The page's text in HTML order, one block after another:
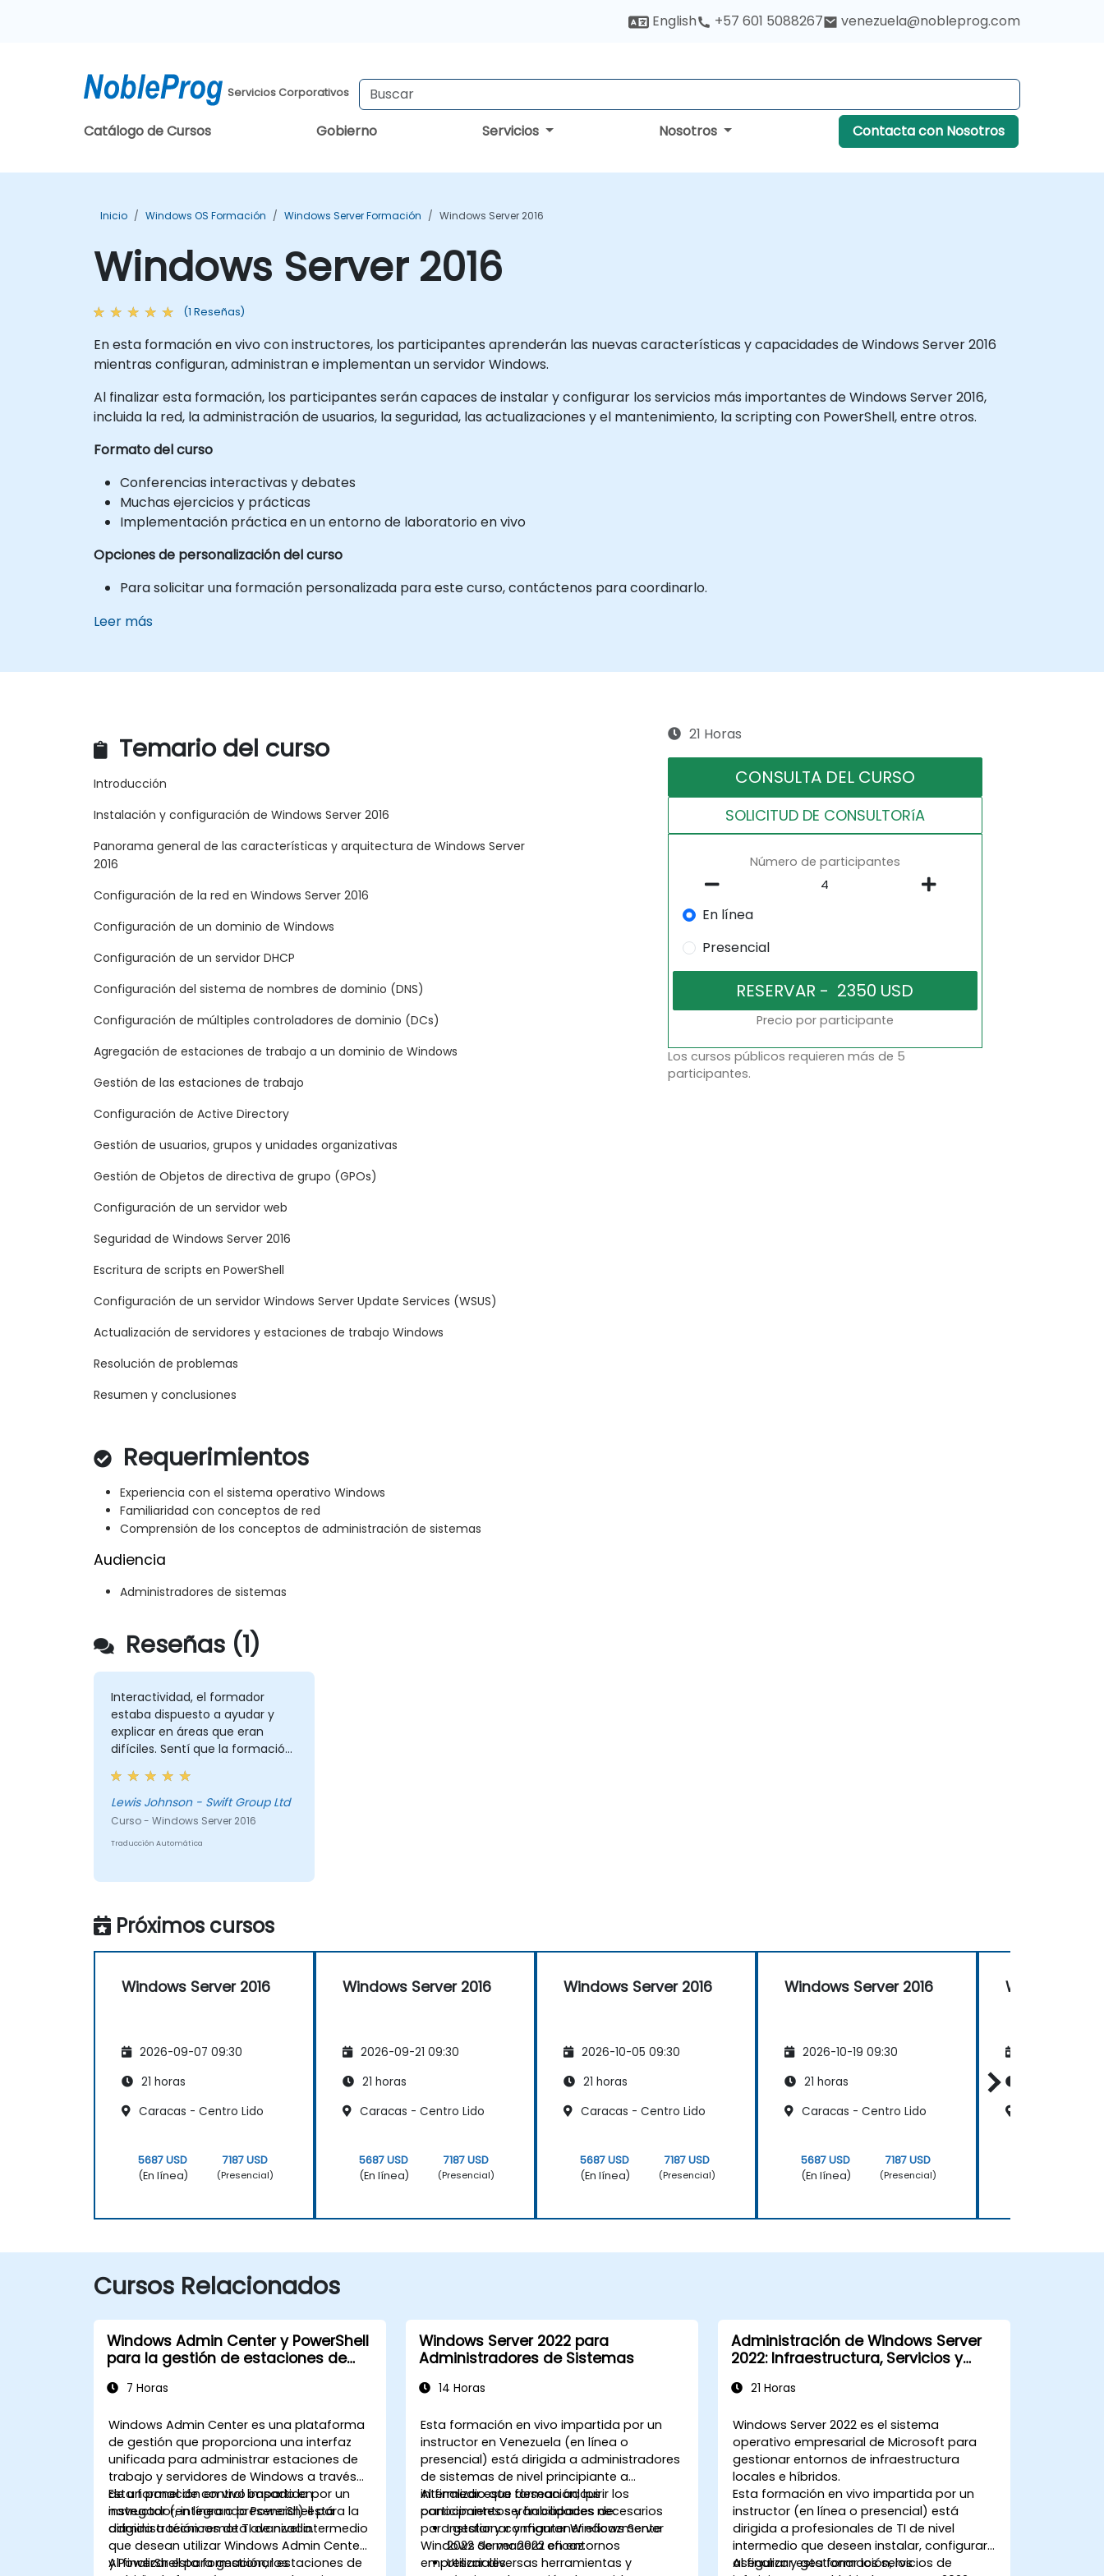
English +57 601 5088267 venezuela@nobleprog.com
Servicios Corporativos
Catálogo de Cursos Gobierno Servicios Nosotros Contacta con Nosotros
Inicio Windows OS Formación Windows Server Formación Windows Server 2016
Windows Server 2016
(1 Reseñas)
En esta formación en vivo con instructores, los participantes aprenderán las nuevas características y capacidades de Windows Server 2016
mientras configuran, administran e implementan un servidor Windows.
Al finalizar esta formación, los participantes serán capaces de instalar y configurar los servicios más importantes de Windows Server 2016,
incluida la red, la administración de usuarios, la seguridad, las actualizaciones y el mantenimiento, la scripting con PowerShell, entre otros.
Formato del curso
Conferencias interactivas y debates
Muchas ejercicios y prácticas
Implementación práctica en un entorno de laboratorio en vivo
Opciones de personalización del curso
Para solicitar una formación personalizada para este curso, contáctenos para coordinarlo.
Leer más
Temario del curso
Introducción
Instalación y configuración de Windows Server 2016
Panorama general de las características y arquitectura de Windows Server
2016
Configuración de la red en Windows Server 2016
Configuración de un dominio de Windows
Configuración de un servidor DHCP
Configuración del sistema de nombres de dominio (DNS)
Configuración de múltiples controladores de dominio (DCs)
Agregación de estaciones de trabajo a un dominio de Windows
Gestión de las estaciones de trabajo
Configuración de Active Directory
Gestión de usuarios, grupos y unidades organizativas
Gestión de Objetos de directiva de grupo (GPOs)
Configuración de un servidor web
Seguridad de Windows Server 2016
Escritura de scripts en PowerShell
Configuración de un servidor Windows Server Update Services (WSUS)
Actualización de servidores y estaciones de trabajo Windows
Resolución de problemas
Resumen y conclusiones
Requerimientos
Experiencia con el sistema operativo Windows
Familiaridad con conceptos de red
Comprensión de los conceptos de administración de sistemas
Audiencia
Administradores de sistemas
21 Horas
CONSULTA DEL CURSO
SOLICITUD DE CONSULTORíA
Número de participantes
En línea
Presencial
Precio por participante
Los cursos públicos requieren más de 5
participantes.
Reseñas (1)
Interactividad, el formador
estaba dispuesto a ayudar y
explicar en áreas que eran
difíciles. Sentí que la formación
fue realmente útil para mí.
Lewis Johnson - Swift Group Ltd
Curso - Windows Server 2016
Traducción Automática
Próximos cursos
Windows Server 2016
2026-09-07 09:30
21 horas
Caracas - Centro Lido
5687 USD
(En línea)
7187 USD
(Presencial)
Windows Server 2016
2026-09-21 09:30
21 horas
Caracas - Centro Lido
5687 USD
(En línea)
7187 USD
(Presencial)
Windows Server 2016
2026-10-05 09:30
21 horas
Caracas - Centro Lido
5687 USD
(En línea)
7187 USD
(Presencial)
Windows Server 2016
2026-10-19 09:30
21 horas
Caracas - Centro Lido
5687 USD
(En línea)
7187 USD
(Presencial)
Windows
Cursos Relacionados
Windows Admin Center y PowerShell
para la gestión de estaciones de
7 Horas
Windows Admin Center es una plataforma
de gestión que proporciona una interfaz
unificada para administrar estaciones de
trabajo y servidores de Windows a través
de un panel de control basado en
navegador, integrando PowerShell para la
administración remota avanzada.
Esta formación en vivo impartida por un
instructor (en línea o presencial) está
dirigida a técnicos de TI de nivel intermedio
que desean utilizar Windows Admin Center
y PowerShell para gestionar estaciones de
Al finalizar esta formación, los
Windows Server 2022 para
Administradores de Sistemas
14 Horas
Esta formación en vivo impartida por un
instructor en Venezuela (en línea o
presencial) está dirigida a administradores
de sistemas de nivel principiante a
intermedio que desean adquirir los
conocimientos y habilidades necesarios
para gestionar y mantener eficazmente
Windows Server 2022 en entornos
empresariales.
Al finalizar esta formación, los
participantes serán capaces de:
Instalar y configurar Windows Server
2022 de manera eficaz.
Utilizar diversas herramientas y
Administración de Windows Server
2022: Infraestructura, Servicios y
21 Horas
Windows Server 2022 es el sistema
operativo empresarial de Microsoft para
gestionar entornos de infraestructura
locales e híbridos.
Esta formación en vivo impartida por un
instructor (en línea o presencial) está
dirigida a profesionales de TI de nivel
intermedio que deseen instalar, configurar,
asegurar y gestionar los servicios de
Al finalizar esta formación, los